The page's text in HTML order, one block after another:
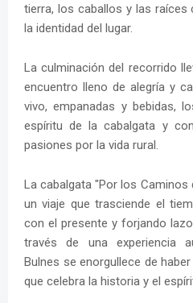
tierra, los caballos y las
la identidad del lugar.
La culminación del recorrido
encuentro lleno de alegría y
vivo, empanadas y bebidas,
espíritu de la cabalgata y
pasiones por la vida rural.
La cabalgata "Por los
un viaje que trasciende el
con el presente y forjando
través de una experiencia
Bulnes se enorgullece de
que celebra la historia y el